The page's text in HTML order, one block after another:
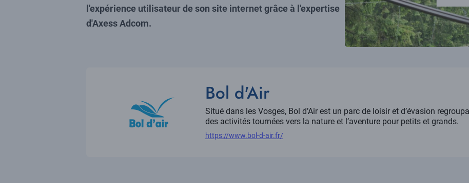
l'expérience utilisateur de son site internet grâce à l'expertise
d'Axess Adcom.
Title
Bol d'Air
Description
Situé dans les Vosges, Bol d’Air est un parc de loisir et d’évasion
des activités tournées vers la nature et l’aventure pour petits et grands.
Lien
https://www.bol-d-air.fr/